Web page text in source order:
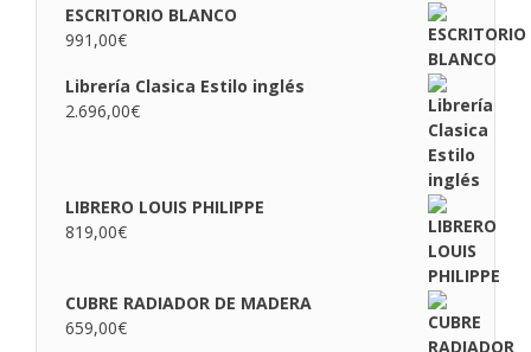
ESCRITORIO BLANCO
991,00€
Librería Clasica Estilo inglés
2.696,00€
LIBRERO LOUIS PHILIPPE
819,00€
CUBRE RADIADOR DE MADERA
659,00€